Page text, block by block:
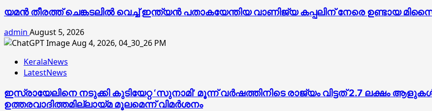
യമൻ തീരത്ത് ചെങ്കടലിൽ വെച്ച് ഇന്ത്യൻ പതാകയേന്തിയ വാണിജ്യ കപ്പലിന് നേരെ ഉണ്ടായ
admin August 5, 2026
KeralaNews
LatestNews
ഇസ്രായേലിനെ നടുക്കി കുടിയേറ്റ ‘സുനാമി’ മൂന്ന് വർഷത്തിനിടെ രാജ്യം വിട്ടത് 2.7 ലക്ഷം
ഉത്തരവാദിത്തമില്ലായ്മ മൂലമെന്ന് വിമർശനം